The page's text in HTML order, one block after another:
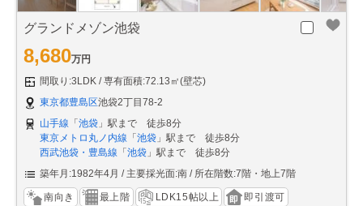
グランドメゾン池袋
8,680万円
間取り:3LDK
専有面積:72.13㎡(壁芯)
東京都豊島区池袋2丁目78-2
山手線 「 池袋 」駅まで 徒歩8分
東京メトロ丸ノ内線 「 池袋 」駅まで 徒歩8分
西武池袋・豊島線 「 池袋 」駅まで 徒歩8分
築年月:1982年4月
主要採光面:南 所在階数:7階・地上7階
南向き 最上階 LDK15帖以上
即引渡可